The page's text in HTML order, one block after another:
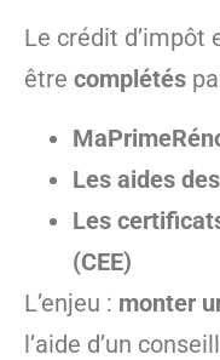
Le crédit d’impôt
être complétés
Les aides
Les
(CEE)
L’enjeu : monter
l’aide d’un